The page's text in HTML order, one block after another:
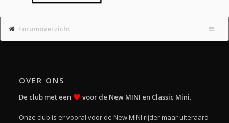
Forumoverzicht
OVER ONS
De club met een voor de New MINI en Classic Mini.
Onze club is er vooral voor de New MINI rijder maar uiteraard